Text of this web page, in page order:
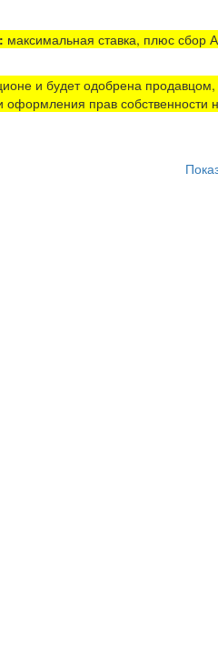
максимальная ставка, плюс сбор
и будет одобрена
прав собственности